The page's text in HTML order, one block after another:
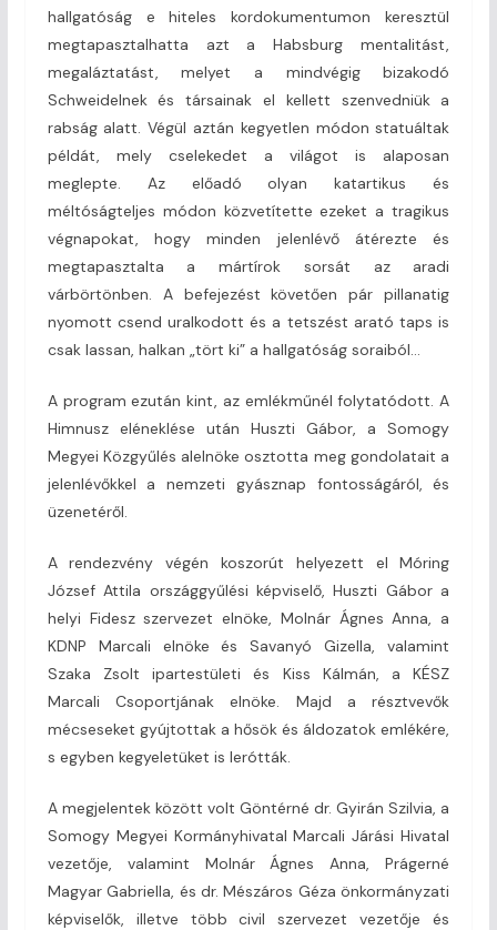
hallgatóság e hiteles kordokumentumon keresztül
megtapasztalhatta azt a Habsburg mentalitást,
megaláztatást, melyet a mindvégig bizakodó
Schweidelnek és társainak el kellett szenvedniük a
rabság alatt. Végül aztán kegyetlen módon statuáltak
példát, mely cselekedet a világot is alaposan
meglepte. Az előadó olyan katartikus és
méltóságteljes módon közvetítette ezeket a tragikus
végnapokat, hogy minden jelenlévő átérezte és
megtapasztalta a mártírok sorsát az aradi
várbörtönben. A befejezést követően pár pillanatig
nyomott csend uralkodott és a tetszést arató taps is
csak lassan, halkan „tört ki” a hallgatóság soraiból…
A program ezután kint, az emlékműnél folytatódott. A
Himnusz eléneklése után Huszti Gábor, a Somogy
Megyei Közgyűlés alelnöke osztotta meg gondolatait a
jelenlévőkkel a nemzeti gyásznap fontosságáról, és
üzenetéről.
A rendezvény végén koszorút helyezett el Móring
József Attila országgyűlési képviselő, Huszti Gábor a
helyi Fidesz szervezet elnöke, Molnár Ágnes Anna, a
KDNP Marcali elnöke és Savanyó Gizella, valamint
Szaka Zsolt ipartestületi és Kiss Kálmán, a KÉSZ
Marcali Csoportjának elnöke. Majd a résztvevők
mécseseket gyújtottak a hősök és áldozatok emlékére,
s egyben kegyeletüket is lerótták.
A megjelentek között volt Göntérné dr. Gyirán Szilvia, a
Somogy Megyei Kormányhivatal Marcali Járási Hivatal
vezetője, valamint Molnár Ágnes Anna, Prágerné
Magyar Gabriella, és dr. Mészáros Géza önkormányzati
képviselők, illetve több civil szervezet vezetője és